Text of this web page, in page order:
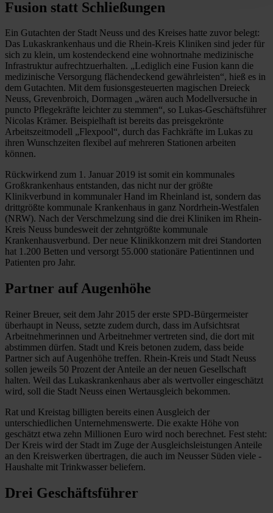
Fusion statt Schließungen
Ein Gutachten der Stadt Neuss und des Kreises hatte zuvor belegt:
Das Lukaskrankenhaus und die Rhein-Kreis Kliniken sind jeder für
sich zu klein, um kostendeckend eine wohnortnahe medizinische
Infrastruktur aufrechtzuerhalten. „Lediglich eine Fusion kann die
medizinische Versorgung flächendeckend gewährleisten“, hieß es in
dem Gutachten. Mit dem fusionsgesteuerten magischen Dreieck
Neuss, Grevenbroich, Dormagen „wären auch Modellversuche in
puncto Pflegekräfte leichter zu stemmen“, so Lukas-Geschäftsführer
Nicolas Krämer. Beispielhaft ist bereits das preisgekrönte
Arbeitszeitmodell „Flexpool“, durch das Fachkräfte im Lukas zu
ihren Wunschzeiten flexibel auf mehreren Stationen arbeiten
können.
Rückwirkend zum 1. Januar 2019 ist somit ein kommunales
Großkrankenhaus entstanden, das nicht nur der größte
Klinikverbund in kommunaler Hand im Rheinland ist, sondern das
drittgrößte kommunale Krankenhaus in ganz Nordrhein-Westfalen
(NRW). Nach der Verschmelzung sind die drei Kliniken im Rhein-
Kreis Neuss bundesweit der zehntgrößte kommunale
Krankenhausverbund. Der neue Klinikkonzern mit drei Standorten
hat 1.200 Betten und versorgt 55.000 stationäre Patientinnen und
Patienten pro Jahr.
Partner auf Augenhöhe
Reiner Breuer, seit dem Jahr 2015 der erste SPD-Bürgermeister
überhaupt in Neuss, setzte zudem durch, dass im Aufsichtsrat
Arbeitnehmerinnen und Arbeitnehmer vertreten sind, die dort mit
abstimmen dürfen. Stadt und Kreis betonen zudem, dass beide
Partner sich auf Augenhöhe treffen. Rhein-Kreis und Stadt Neuss
sollen jeweils 50 Prozent der Anteile an der neuen Gesellschaft
halten. Weil das Lukaskrankenhaus aber als wertvoller eingeschätzt
wird, soll die Stadt Neuss ­einen Wertausgleich bekommen.
Rat und Kreistag billigten bereits ­einen Ausgleich der
unterschiedlichen Unternehmenswerte. Die exakte Höhe von
geschätzt etwa zehn Millionen Euro wird noch berechnet. Fest steht:
Der Kreis wird der Stadt im Zuge der Ausgleichsleistungen Anteile
an den Kreiswerken übertragen, die auch im Neusser Süden viele ­
Haushalte mit Trinkwasser beliefern.
Drei Geschäftsführer